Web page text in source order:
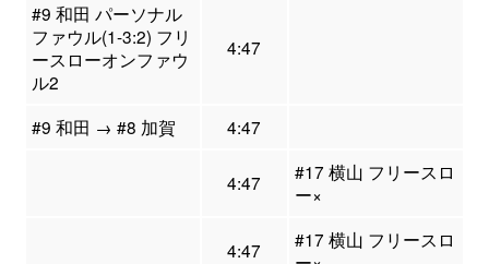
#9 和田 パーソナル
ファウル(1-3:2) フリ
ースローオンファウ
ル2
4:47
#9 和田 → #8 加賀 4:47
4:47
#17 横山 フリースロ
ー×
4:47
#17 横山 フリースロ